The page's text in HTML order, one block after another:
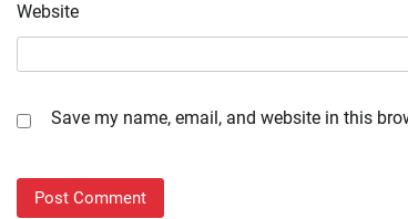
Website
Save my name, email, and website in this